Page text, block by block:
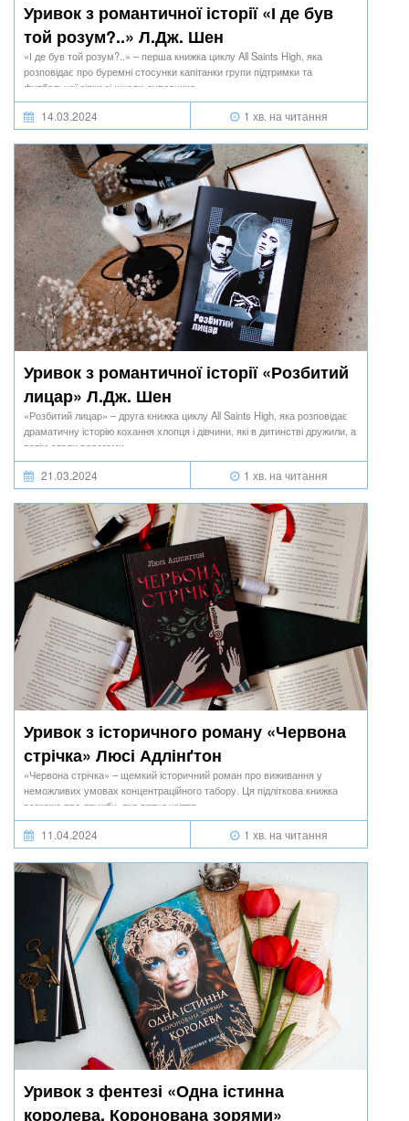
Уривок з романтичної історії «І де був
той розум?..» Л.Дж. Шен
«І де був той розум?..» – перша книжка циклу All Saints High, яка
розповідає про буремні стосунки капітанки групи підтримки та
футбольної зірки зі школи-суперника.
14.03.2024 1 хв. на читання
Уривок з романтичної історії «Розбитий
лицар» Л.Дж. Шен
«Розбитий лицар» – друга книжка циклу All Saints High, яка розповідає
драматичну історію кохання хлопця і дівчини, які в дитинстві дружили, а
потім стали ворогами.
21.03.2024 1 хв. на читання
Уривок з історичного роману «Червона
стрічка» Люсі Адлінґтон
«Червона стрічка» – щемкий історичний роман про виживання у
неможливих умовах концентраційного табору. Ця підліткова книжка
розкаже про дружбу, яка рятує життя.
11.04.2024 1 хв. на читання
Уривок з фентезі «Одна істинна
королева. Коронована зорями»